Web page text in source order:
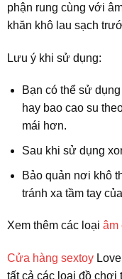
phận rung cùng với
khăn khô lau sạch
Lưu ý khi sử dụng:
Bạn có thể sử
hay bao cao su
mái hơn.
Sau khi sử dụng
Bảo quản nơi khô
tránh xa tầm tay
Xem thêm các loại âm
Cửa hàng sextoy
tất cả các loại đồ chơi